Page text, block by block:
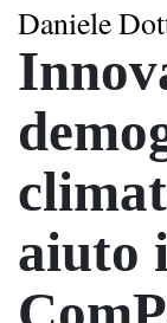
Daniele
aiuto